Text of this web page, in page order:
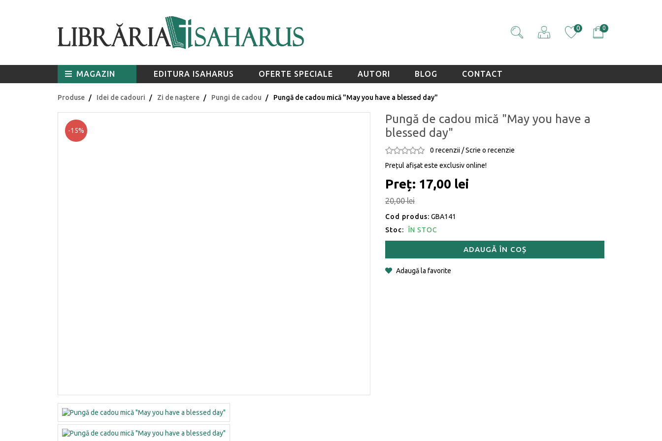
0 0
MAGAZIN EDITURA ISAHARUS OFERTE SPECIALE AUTORI BLOG CONTACT
Produse Idei de cadouri Zi de naștere Pungi de cadou Pungă de cadou mică "May you have a blessed day"
-15%
Pungă de cadou mică "May you have a
blessed day"
0 recenzii /Scrie o recenzie
Prețul afișat este exclusiv online!
Preț: 17,00 lei
20,00 lei
Cod produs: GBA141
Stoc:
ÎN STOC
ADAUGĂ ÎN COȘ
Adaugă la favorite